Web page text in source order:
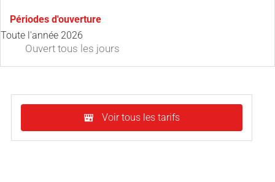
Périodes d'ouverture
Toute l'année 2026
Ouvert tous les jours
Voir tous les tarifs